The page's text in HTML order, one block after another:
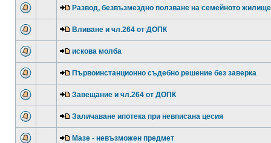
Развод, безвъзмездно ползване на семейното жилище
Вливане и чл.264 от ДОПК
искова молба
Първоинстанционно съдебно решение без заверка
Завещание и чл.264 от ДОПК
Заличаване ипотека при невписана цесия
Мазе - невъзможен предмет